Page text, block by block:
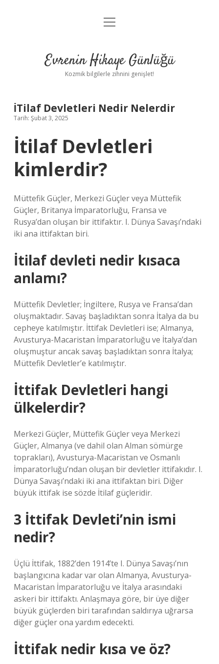
Anasayfa
Yasal Uyarı
menüyü
Evrenin Hikaye Günlüğü
Kozmik bilgilerle zihnini genişlet!
İTilaf Devletleri Nedir Nelerdir
Tarih: Şubat 3, 2025
İtilaf Devletleri
kimlerdir?
Müttefik Güçler, Merkezi Güçler veya Müttefik
Güçler, Britanya İmparatorluğu, Fransa ve
Rusya’dan oluşan bir ittifaktır. I. Dünya Savaşı’ndaki
iki ana ittifaktan biri.
İtilaf devleti nedir kısaca
anlamı?
Müttefik Devletler; İngiltere, Rusya ve Fransa’dan
oluşmaktadır. Savaş başladıktan sonra İtalya da bu
cepheye katılmıştır. İttifak Devletleri ise; Almanya,
Avusturya-Macaristan İmparatorluğu ve İtalya’dan
oluşmuştur ancak savaş başladıktan sonra İtalya;
Müttefik Devletler’e katılmıştır.
İttifak Devletleri hangi
ülkelerdir?
Merkezi Güçler, Müttefik Güçler veya Merkezi
Güçler, Almanya (ve dahil olan Alman sömürge
toprakları), Avusturya-Macaristan ve Osmanlı
İmparatorluğu’ndan oluşan bir devletler ittifakıdır. I.
Dünya Savaşı’ndaki iki ana ittifaktan biri. Diğer
büyük ittifak ise sözde İtilaf güçleridir.
3 İttifak Devleti’nin ismi
nedir?
Üçlü İttifak, 1882’den 1914’te I. Dünya Savaşı’nın
başlangıcına kadar var olan Almanya, Avusturya-
Macaristan İmparatorluğu ve İtalya arasındaki
askeri bir ittifaktı. Anlaşmaya göre, bir üye diğer
büyük güçlerden biri tarafından saldırıya uğrarsa
diğer güçler ona yardım edecekti.
İttifak nedir kısa ve öz?